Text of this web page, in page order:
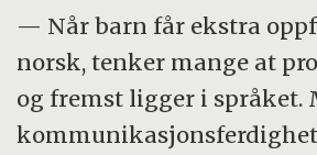
— Når barn får ekstra
norsk, tenker mange at
og fremst ligger i språket.